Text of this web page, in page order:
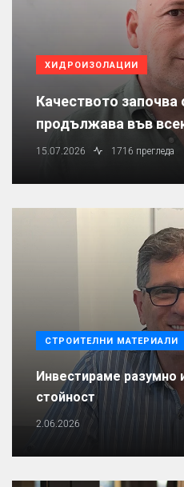
ХИДРОИЗОЛАЦИИ
Качеството започва
продължава във
15.07.2026 1716 прегледа
СТРОИТЕЛНИ МАТЕРИАЛИ
Инвестираме разумно
стойност
2.06.2026